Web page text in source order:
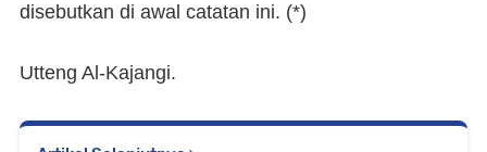
disebutkan di awal catatan ini. (*)
Utteng Al-Kajangi.